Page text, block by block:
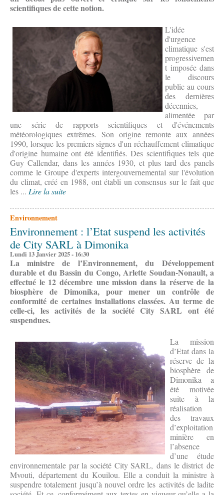
scientifiques de cette notion.
L'idée
d'urgence
climatique s'est
progressivemen
t imposée dans
le discours
public au cours
des dernières
décennies,
alimentée par
une série de rapports scientifiques et d'événements
météorologiques extrêmes. Son origine remonte aux années
1990, lorsque les premiers signes d'un réchauffement climatique
d'origine humaine ont été identifiés. Des scientifiques tels que
Guy Callendar, dans les années 1930, et plus tard des panels
comme le Groupe d'experts intergouvernemental sur l'évolution
du climat, créé en 1988, ont établi un consensus sur le fait que
les ... Lire la suite
Environnement
Environnement : l’Etat suspend les activités
de City SARL à Dimonika
Lundi 13 Janvier 2025 - 16:30
La ministre de l’Environnement, du Développement
durable et du Bassin du Congo, Arlette Soudan-Nonault, a
effectué le 12 décembre une mission dans la réserve de la
biosphère de Dimonika, pour mener un contrôle de
conformité de certaines installations classées. Au terme de
celle-ci, les activités de la société City SARL ont été
suspendues.
La mission
d’Etat dans la
réserve de la
biosphère de
Dimonika a
été motivée
suite à la
réalisation
des travaux
d’exploitation
minière en
l’absence
d’une étude
environnementale par la société City SARL, dans le district de
Mvouti, département du Kouilou. Elle a conduit la ministre à
suspendre totalement jusqu’à nouvel ordre les activités de ladite